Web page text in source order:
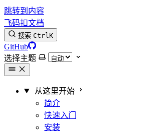
跳转到内容
飞码扣文档
搜索 CtrlK
GitHub
选择主题
从这里开始
简介
快速入门
安装